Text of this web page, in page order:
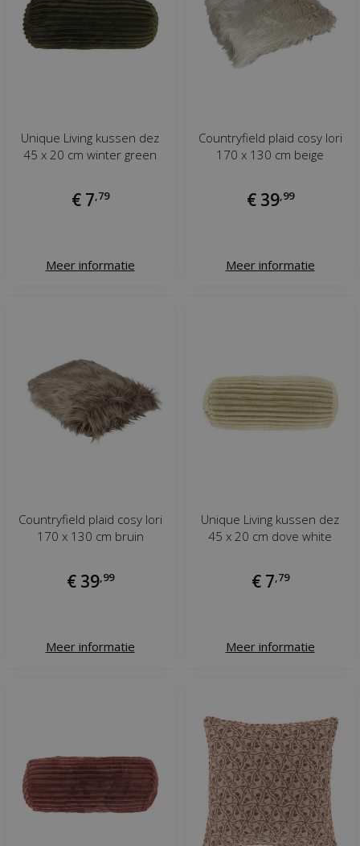
Unique Living kussen dez
45 x 20 cm winter green
€ 7 79
Meer informatie
Countryfield plaid cosy lori
170 x 130 cm beige
€ 39, 99
Meer informatie
Countryfield plaid cosy lori
170 x 130 cm bruin
€ 39, 99
Meer informatie
Unique Living kussen dez
45 x 20 cm dove white
€ 7 79
Meer informatie